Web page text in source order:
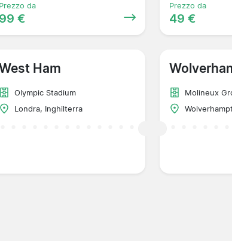
Prezzo da
99 €
Prezzo da
49 €
Ham
Olympic Stadium
Londra, Inghilterra
Molineux